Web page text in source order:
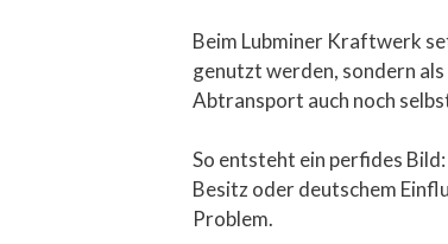
Beim Lubminer Kraftwerk
genutzt werden, sondern
Abtransport auch noch
So entsteht ein perfides
Besitz oder deutschem
Problem.